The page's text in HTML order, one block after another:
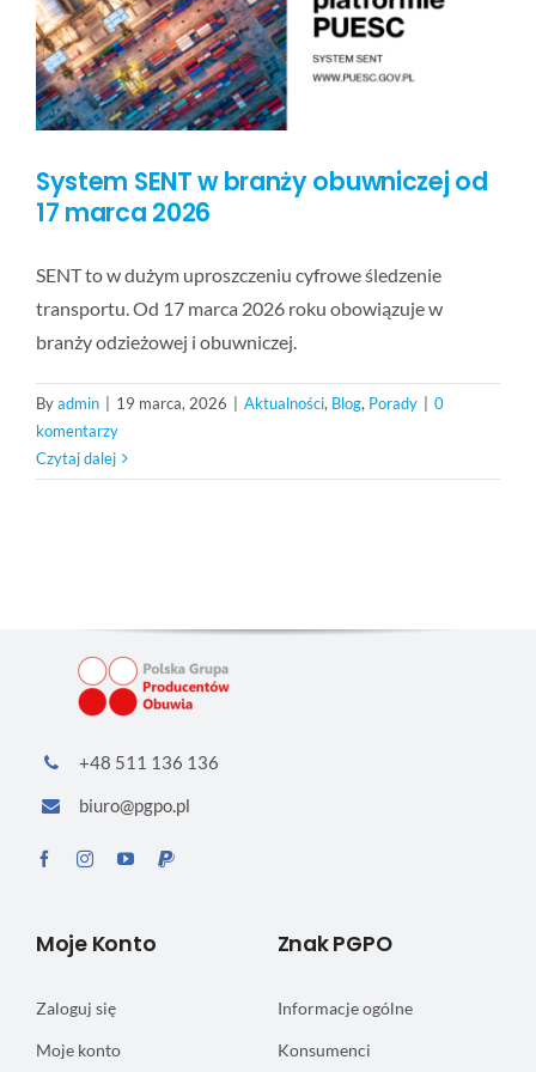
BLOG
KONTAKT
FAQ
System SENT w branży obuwniczej od
17 marca 2026
SENT to w dużym uproszczeniu cyfrowe śledzenie
transportu. Od 17 marca 2026 roku obowiązuje w
branży odzieżowej i obuwniczej.
Byadmin 19 marca, 2026 Aktualności, Blog, Porady
0
komentarzy
Czytaj dalej
+48 511 136 136
biuro@pgpo.pl
Moje Konto
Zaloguj się
Moje konto
Znak PGPO
Informacje ogólne
Konsumenci